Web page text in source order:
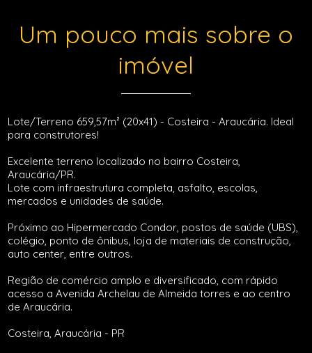
Um pouco mais sobre o
imóvel
Lote/Terreno 659,57m² (20x41) - Costeira - Araucária. Ideal
para construtores!
Excelente terreno localizado no bairro Costeira,
Araucária/PR.
Lote com infraestrutura completa, asfalto, escolas,
mercados e unidades de saúde.
Próximo ao Hipermercado Condor, postos de saúde (UBS),
colégio, ponto de ônibus, loja de materiais de construção,
auto center, entre outros.
Região de comércio amplo e diversificado, com rápido
acesso a Avenida Archelau de Almeida torres e ao centro
de Araucária.
Costeira, Araucária - PR